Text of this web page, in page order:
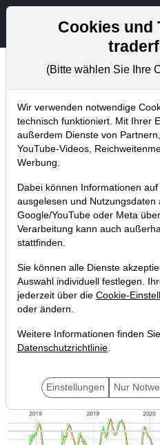
Chartanalysen
Home Blog
Chartanalyse Walt
nach dem Breakout
dieser Marke
02.12.2020 um 08:05 Uhr | P.
Cookies und
(Bitte wählen Sie Ihre
Wir verwenden notwendige
technisch funktioniert. Mit Ihrer
außerdem Dienste von
YouTube-Videos,
Werbung.
Dabei können Informationen
ausgelesen und Nutzungsdaten
Google/YouTube oder Meta
Verarbeitung kann auch
stattfinden.
Sie können alle Dienste
Auswahl individuell festlegen.
jederzeit über die Cookie-
oder ändern.
Weitere Informationen finden
Datenschutzrichtlinie.
Einstellungen Nur